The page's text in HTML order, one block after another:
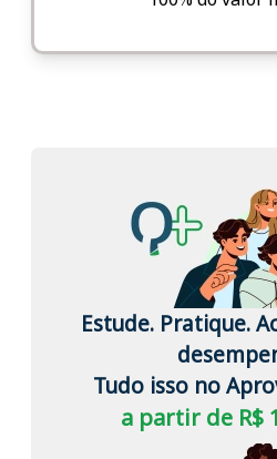
Estude. Pratique.
Tudo isso no
a partir de R$